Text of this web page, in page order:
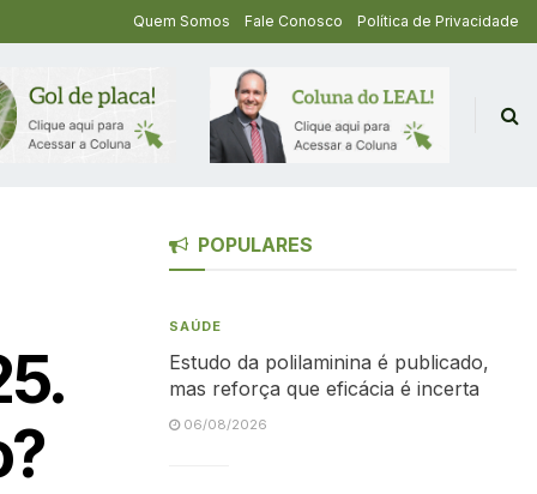
Quem Somos Fale Conosco Política de Privacidade
POPULARES
SAÚDE
Estudo da polilaminina é publicado,
mas reforça que eficácia é incerta
06/08/2026